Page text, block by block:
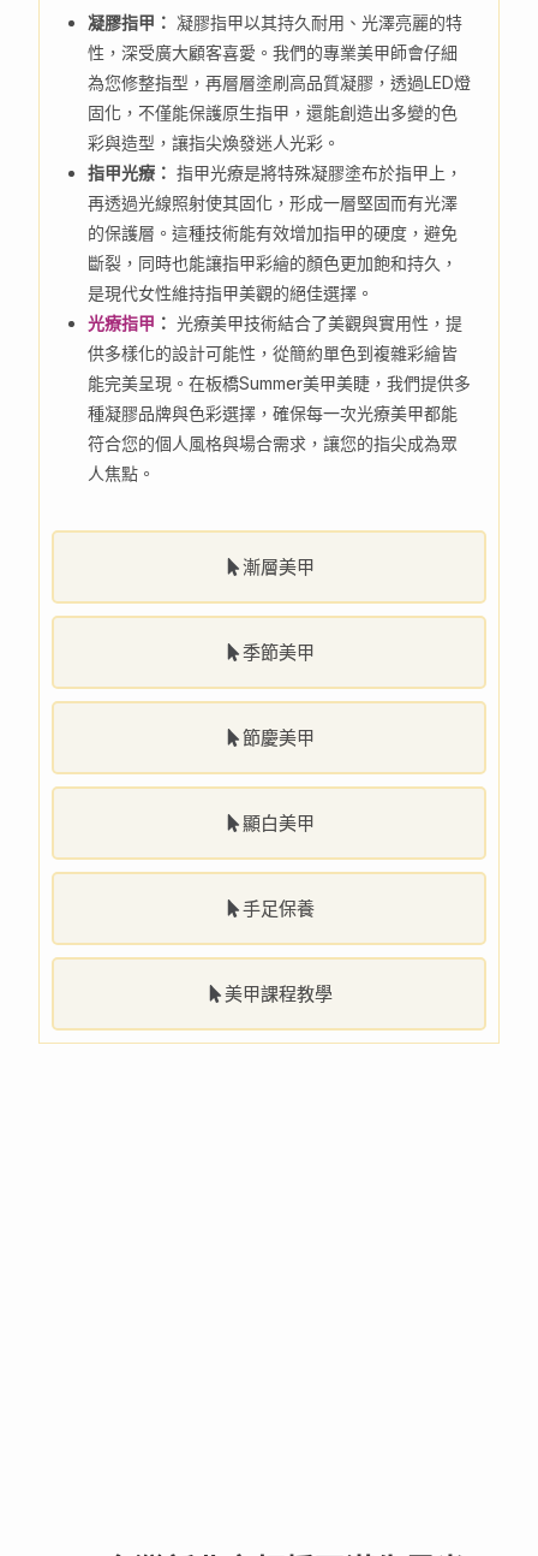
漸層美甲
季節美甲
節慶美甲
顯白美甲
手足保養
美甲課程教學
凝膠指甲： 凝膠指甲以其持久耐用、光澤亮麗的特
性，深受廣大顧客喜愛。我們的專業美甲師會仔細
為您修整指型，再層層塗刷高品質凝膠，透過LED燈
固化，不僅能保護原生指甲，還能創造出多變的色
彩與造型，讓指尖煥發迷人光彩。
指甲光療： 指甲光療是將特殊凝膠塗布於指甲上，
再透過光線照射使其固化，形成一層堅固而有光澤
的保護層。這種技術能有效增加指甲的硬度，避免
斷裂，同時也能讓指甲彩繪的顏色更加飽和持久，
是現代女性維持指甲美觀的絕佳選擇。
光療指甲 ： 光療美甲技術結合了美觀與實用性，提
供多樣化的設計可能性，從簡約單色到複雜彩繪皆
能完美呈現。在板橋Summer美甲美睫，我們提供多
種凝膠品牌與色彩選擇，確保每一次光療美甲都能
符合您的個人風格與場合需求，讓您的指尖成為眾
人焦點。